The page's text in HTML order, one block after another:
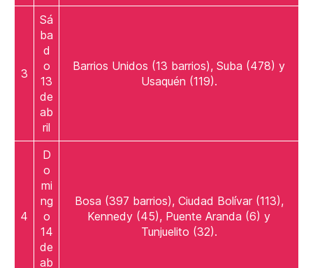
3
Sá
ba
d
o
13
de
ab
ril
Barrios Unidos (13 barrios), Suba (478) y
Usaquén (119).
4
D
o
mi
ng
o
14
de
ab
Bosa (397 barrios), Ciudad Bolívar (113),
Kennedy (45), Puente Aranda (6) y
Tunjuelito (32).